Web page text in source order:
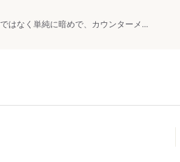
はなく単純に暗めで、カウンターメ...